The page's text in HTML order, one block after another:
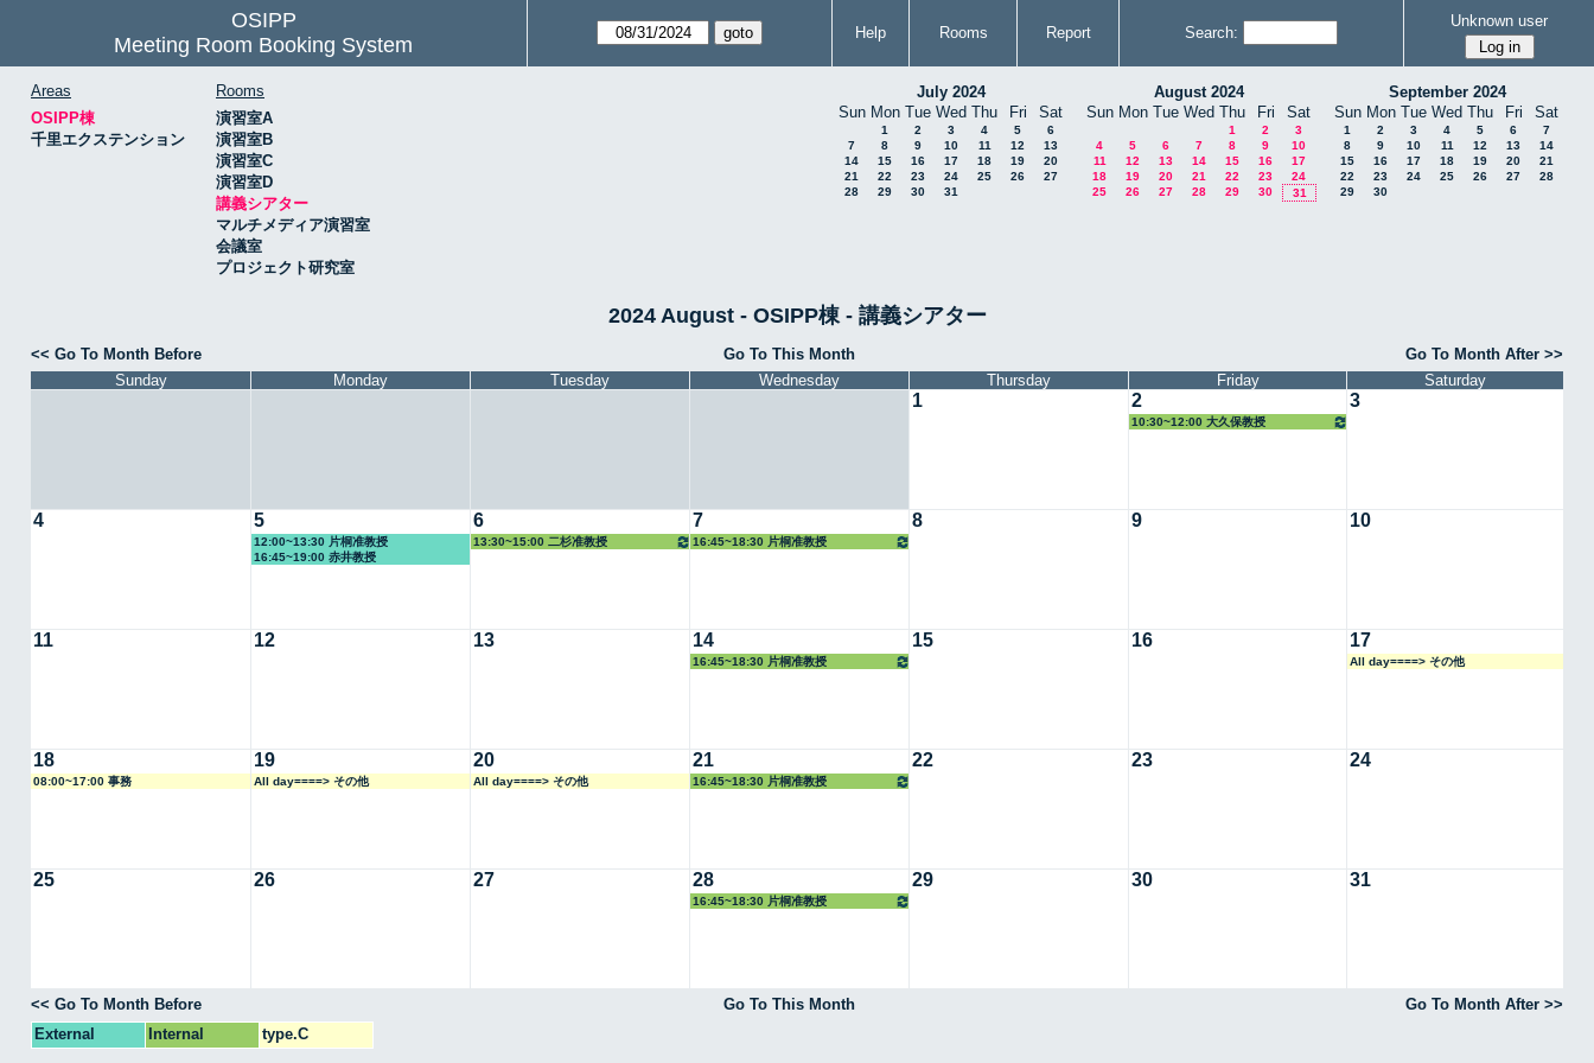
OSIPP
Meeting Room Booking System
Help Rooms Report Search:
Unknown user
Areas
OSIPP棟
千里エクステンション
Rooms
演習室A
演習室B
演習室C
演習室D
講義シアター
マルチメディア演習室
会議室
プロジェクト研究室
July 2024
Sun Mon Tue Wed Thu Fri Sat
1 2 3 4 5
6
7
8 9 10 11 12
13
14
15 16 17 18 19
20
21
22 23 24 25 26
27
28
29 30 31
August 2024
Sun Mon Tue Wed Thu Fri Sat
1 2
3
4
5 6 7 8 9
10
11
12 13 14 15 16
17
18
19 20 21 22 23
24
25
26 27 28 29 30 31
September 2024
Sun Mon Tue Wed Thu Fri Sat
1 2 3 4 5 6
7
8
9 10 11 12 13
14
15
16 17 18 19 20
21
22
23 24 25 26 27
28
29
30
2024 August - OSIPP棟 - 講義シアター
<< Go To Month Before Go To This Month
Go To Month After >>
Sunday
Monday Tuesday Wednesday Thursday Friday Saturday
1 2
10:30~12:00 大久保教授
3
4 5
12:00~13:30 片桐准教授
16:45~19:00 赤井教授
6
13:30~15:00 二杉准教授
7
16:45~18:30 片桐准教授
8 9 10
11 12 13 14
16:45~18:30 片桐准教授
15 16 17
All day====> その他
18
08:00~17:00 事務
19
All day====> その他
20
All day====> その他
21
16:45~18:30 片桐准教授
22 23 24
25 26 27 28
16:45~18:30 片桐准教授
29 30 31
<< Go To Month Before Go To This Month
Go To Month After >>
External
Internal type.C